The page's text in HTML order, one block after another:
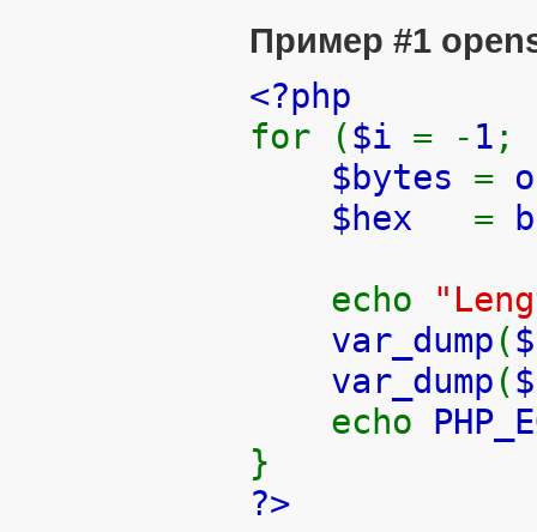
Пример #1
<?php
for ($i = - 1 ;
$bytes =
$hex =
echo
var_dump (
var_dump (
echo
}
?>